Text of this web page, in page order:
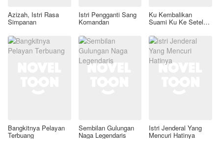
Azizah, Istri Rasa
Simpanan
Istri Pengganti Sang
Komandan
Ku Kembalikan
Suami Ku Ke Setelan
Bangkitnya Pelayan
Terbuang
Sembilan Gulungan
Naga Legendaris
Istri Jenderal Yang
Mencuri Hatinya